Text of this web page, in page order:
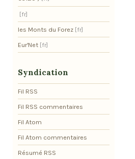
les Monts du Forez
Eur'Net
Syndication
Fil RSS
Fil RSS commentaires
Fil Atom
Fil Atom commentaires
Résumé RSS